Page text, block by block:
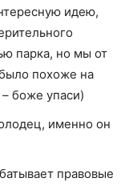
идею,
парка, но мы от
похоже на
– боже упаси)
именно он
правовые